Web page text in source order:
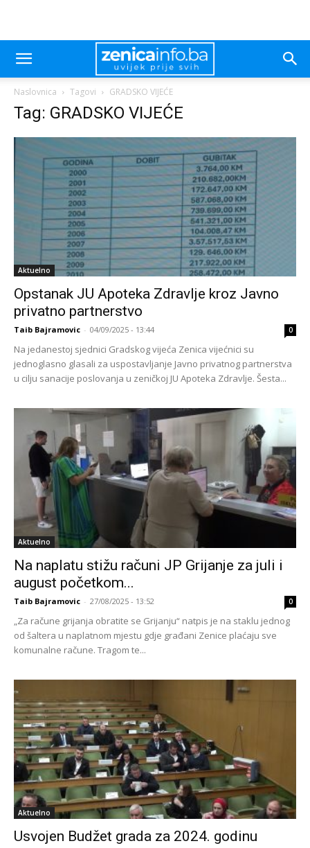
Naslovnica Tagovi GRADSKO VIJEĆE
Tag: GRADSKO VIJEĆE
Aktuelno
Opstanak JU Apoteka Zdravlje kroz Javno
privatno partnerstvo
Taib Bajramovic - 04/09/2025 - 13:44 0
Na jedanestoj sjednici Gradskog vijeća Zenica vijećnici su
jednoglasno glasali za uspostavljanje Javno privatnog partnerstva
u cilju sanacije poslovanja u zeničkoj JU Apoteka Zdravlje. Šesta...
Aktuelno
Na naplatu stižu računi JP Grijanje za juli i
august početkom...
Taib Bajramovic - 27/08/2025 - 13:52 0
„Za račune grijanja obratite se Grijanju“ natpis je na staklu jednog
od šaltera u naplatnom mjestu gdje građani Zenice plaćaju sve
komunalne račune. Tragom te...
Aktuelno
Usvojen Budžet grada za 2024. godinu